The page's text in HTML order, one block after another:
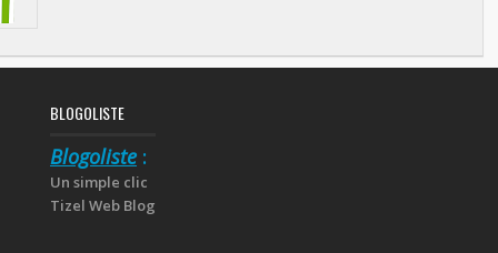
BLOGOLISTE
Blogoliste :
Un simple clic
Tizel Web Blog